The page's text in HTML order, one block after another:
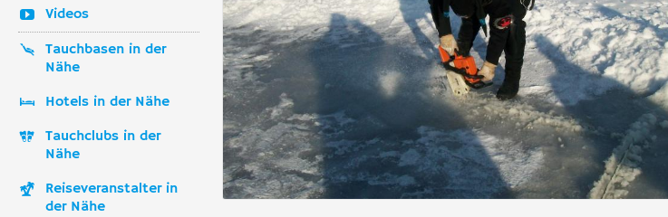
Videos
Tauchbasen in der
Nähe
Hotels in der Nähe
Tauchclubs in der
Nähe
Reiseveranstalter in
der Nähe